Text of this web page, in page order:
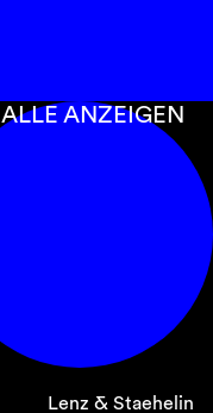
ALLE ANZEIGEN
Lenz & Staehelin